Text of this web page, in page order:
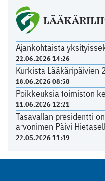
Ajankohtaista
22.06.2026 14:26
Kurkista Lääkäripäivien
18.06.2026 08:58
Poikkeuksia toimiston
11.06.2026 12:21
Tasavallan presidentti
arvonimen Päivi
22.05.2026 11:49